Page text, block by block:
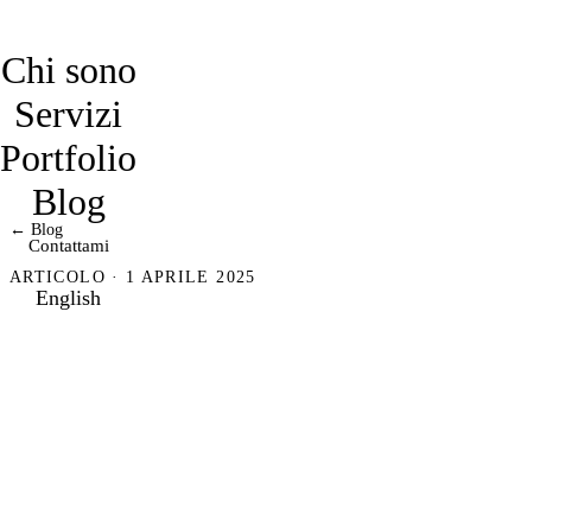
Chi sono
Servizi
Portfolio
Blog
Contattami
English
← Blog
ARTICOLO · 1 APRILE 2025